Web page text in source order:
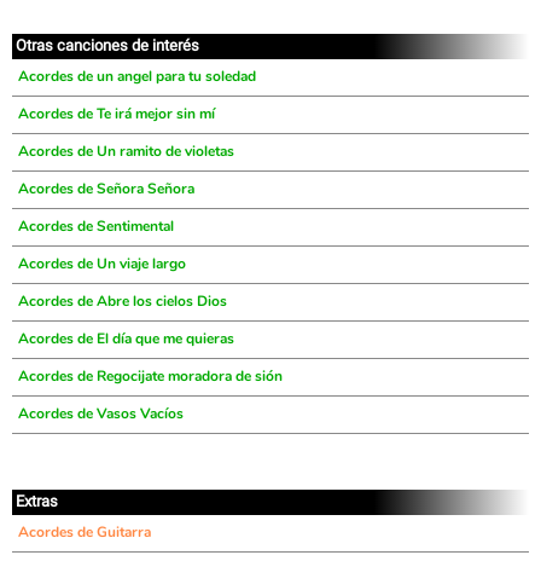
Otras canciones de interés
Acordes de un angel para tu soledad
Acordes de Te irá mejor sin mí
Acordes de Un ramito de violetas
Acordes de Señora Señora
Acordes de Sentimental
Acordes de Un viaje largo
Acordes de Abre los cielos Dios
Acordes de El día que me quieras
Acordes de Regocijate moradora de sión
Acordes de Vasos Vacíos
Extras
Acordes de Guitarra